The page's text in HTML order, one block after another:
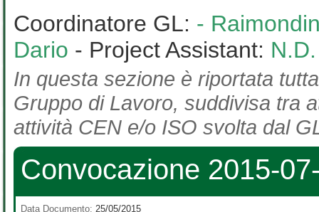
Coordinatore GL: -
Dario - Project Assistant: N.D.
In questa sezione è riportata
Gruppo di Lavoro, suddivisa tra
attività CEN e/o ISO svolta dal
Convocazione 2015-
Data Documento: 25/05/2015